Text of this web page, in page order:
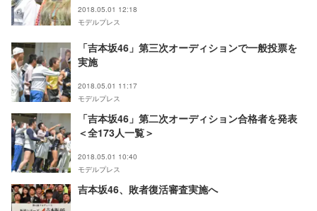
2018.05.01 12:18
モデルプレス
「吉本坂46」第三次オーディションで一般投票を
実施
2018.05.01 11:17
モデルプレス
「吉本坂46」第二次オーディション合格者を発表
＜全173人一覧＞
2018.05.01 10:40
モデルプレス
吉本坂46、敗者復活審査実施へ